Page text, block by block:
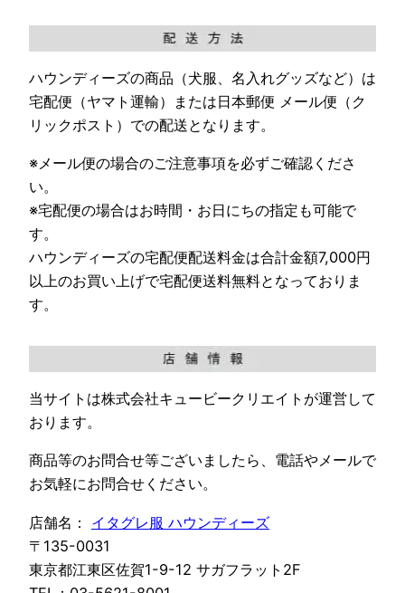
ハウンディーズの商品（犬服、名入れグッズなど）は
宅配便（ヤマト運輸）または日本郵便 メール便（ク
リックポスト）での配送となります。
※メール便の場合のご注意事項を必ずご確認くださ
い。
※宅配便の場合はお時間・お日にちの指定も可能で
す。
ハウンディーズの宅配便配送料金は合計金額7,000円
以上のお買い上げで宅配便送料無料となっておりま
す。
当サイトは株式会社キュービークリエイトが運営して
おります。
商品等のお問合せ等ございましたら、電話やメールで
お気軽にお問合せください。
店舗名： イタグレ服 ハウンディーズ
〒135-0031
東京都江東区佐賀1-9-12 サガフラット2F